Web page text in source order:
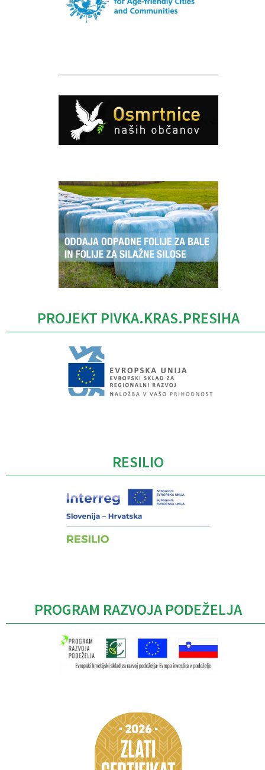
PROJEKT PIVKA.KRAS.PRESIHA
RESILIO
PROGRAM RAZVOJA PODEŽELJA